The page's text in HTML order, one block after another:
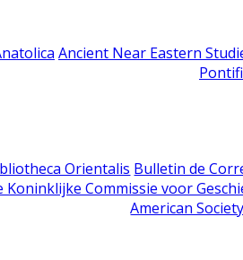
Ancient Near Eastern
Orientalis Bulletin de
Koninklijke Commissie voor
American